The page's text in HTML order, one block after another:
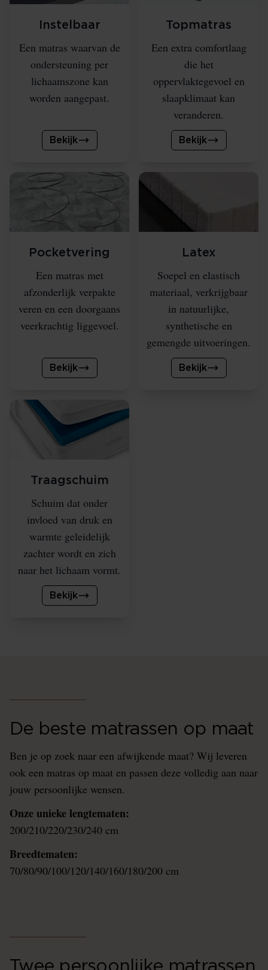
Instelbaar
Een matras waarvan de
ondersteuning per
lichaamszone kan
worden aangepast.
Bekijk
Topmatras
Een extra comfortlaag
die het
oppervlaktegevoel en
slaapklimaat kan
veranderen.
Bekijk
Pocketvering
Een matras met
afzonderlijk verpakte
veren en een doorgaans
veerkrachtig liggevoel.
Bekijk
Latex
Soepel en elastisch
materiaal, verkrijgbaar
in natuurlijke,
synthetische en
gemengde uitvoeringen.
Bekijk
Traagschuim
Schuim dat onder
invloed van druk en
warmte geleidelijk
zachter wordt en zich
naar het lichaam vormt.
Bekijk
De beste matrassen op maat
Ben je op zoek naar een afwijkende maat? Wij leveren
ook een matras op maat en passen deze volledig aan naar
jouw persoonlijke wensen.
Onze unieke lengtematen:
200/210/220/230/240 cm
Breedtematen:
70/80/90/100/120/140/160/180/200 cm
Twee persoonlijke matrassen